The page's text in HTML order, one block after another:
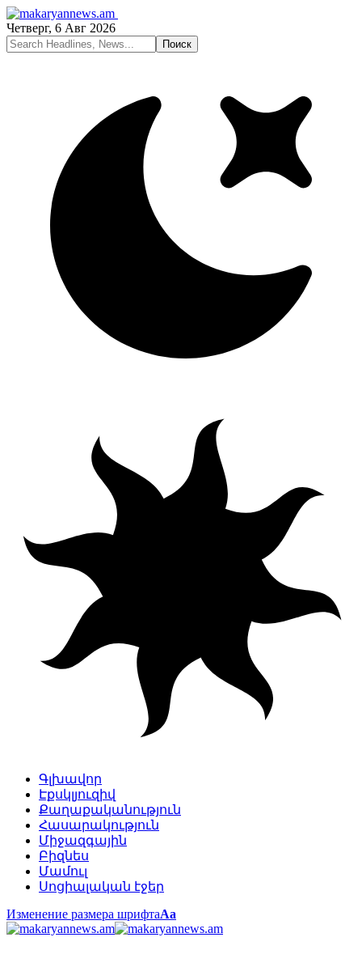
Четверг, 6 Авг 2026
Գլխավոր
Էքսկլյուզիվ
Քաղաքականություն
Հասարակություն
Միջազգային
Բիզնես
Մամուլ
Սոցիալական էջեր
Изменение размера шрифтаАа